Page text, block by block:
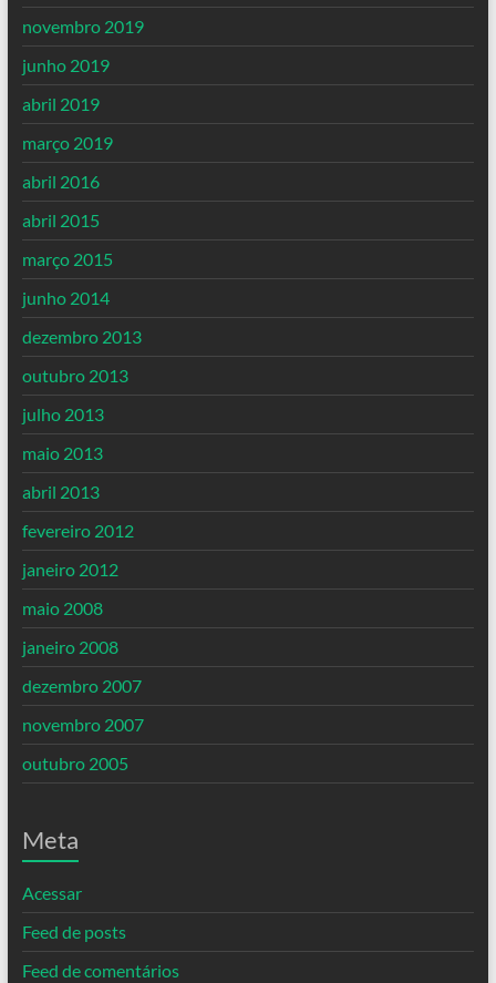
novembro 2019
junho 2019
abril 2019
março 2019
abril 2016
abril 2015
março 2015
junho 2014
dezembro 2013
outubro 2013
julho 2013
maio 2013
abril 2013
fevereiro 2012
janeiro 2012
maio 2008
janeiro 2008
dezembro 2007
novembro 2007
outubro 2005
Meta
Acessar
Feed de posts
Feed de comentários